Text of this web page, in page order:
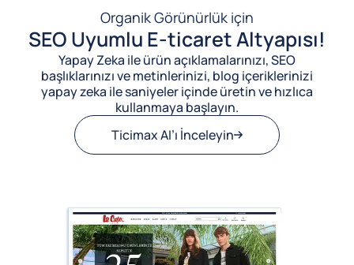
Organik Görünürlük için
SEO Uyumlu E-ticaret Altyapısı!
Yapay Zeka ile ürün açıklamalarınızı, SEO
başlıklarınızı ve metinlerinizi, blog içeriklerinizi
yapay zeka ile saniyeler içinde üretin ve hızlıca
kullanmaya başlayın.
Ticimax AI’ı İnceleyin